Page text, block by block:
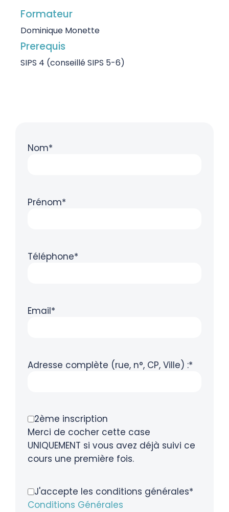
Formateur
Dominique Monette
Prerequis
SIPS 4 (conseillé SIPS 5-6)
Nom*
Prénom*
Téléphone*
Email*
Adresse complète (rue, n°, CP, Ville) :*
2ème inscription
Merci de cocher cette case
UNIQUEMENT si vous avez déjà suivi ce
cours une première fois.
J'accepte les conditions générales*
Conditions Générales